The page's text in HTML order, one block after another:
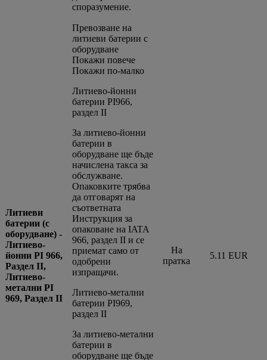
споразумение.
Литиеви
батерии (с
оборудване) -
Литиево-
йонни PI 966,
Раздел II,
Литиево-
метални PI
969, Раздел II
Превозване на
литиеви батерии с
оборудване
Покажи повече
Покажи по-малко
Литиево-йонни
батерии PI966,
раздел II
За литиево-йонни
батерии в
оборудване ще бъде
начислена такса за
обслужване.
Опаковките трябва
да отговарят на
съответната
Инструкция за
опаковане на IATA
966, раздел II и се
приемат само от
одобрени
изпращачи.
Литиево-метални
батерии PI969,
раздел II
За литиево-метални
батерии в
оборудване ще бъде
На
пратка
5.11 EUR